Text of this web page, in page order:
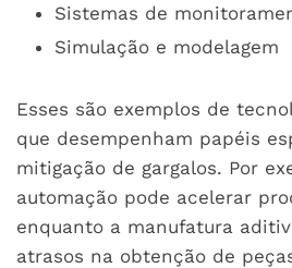
Sistemas de
Simulação e modelagem
Esses são exemplos de
que desempenham papéis
mitigação de gargalos. Por
automação pode acelerar
enquanto a manufatura
atrasos na obtenção de